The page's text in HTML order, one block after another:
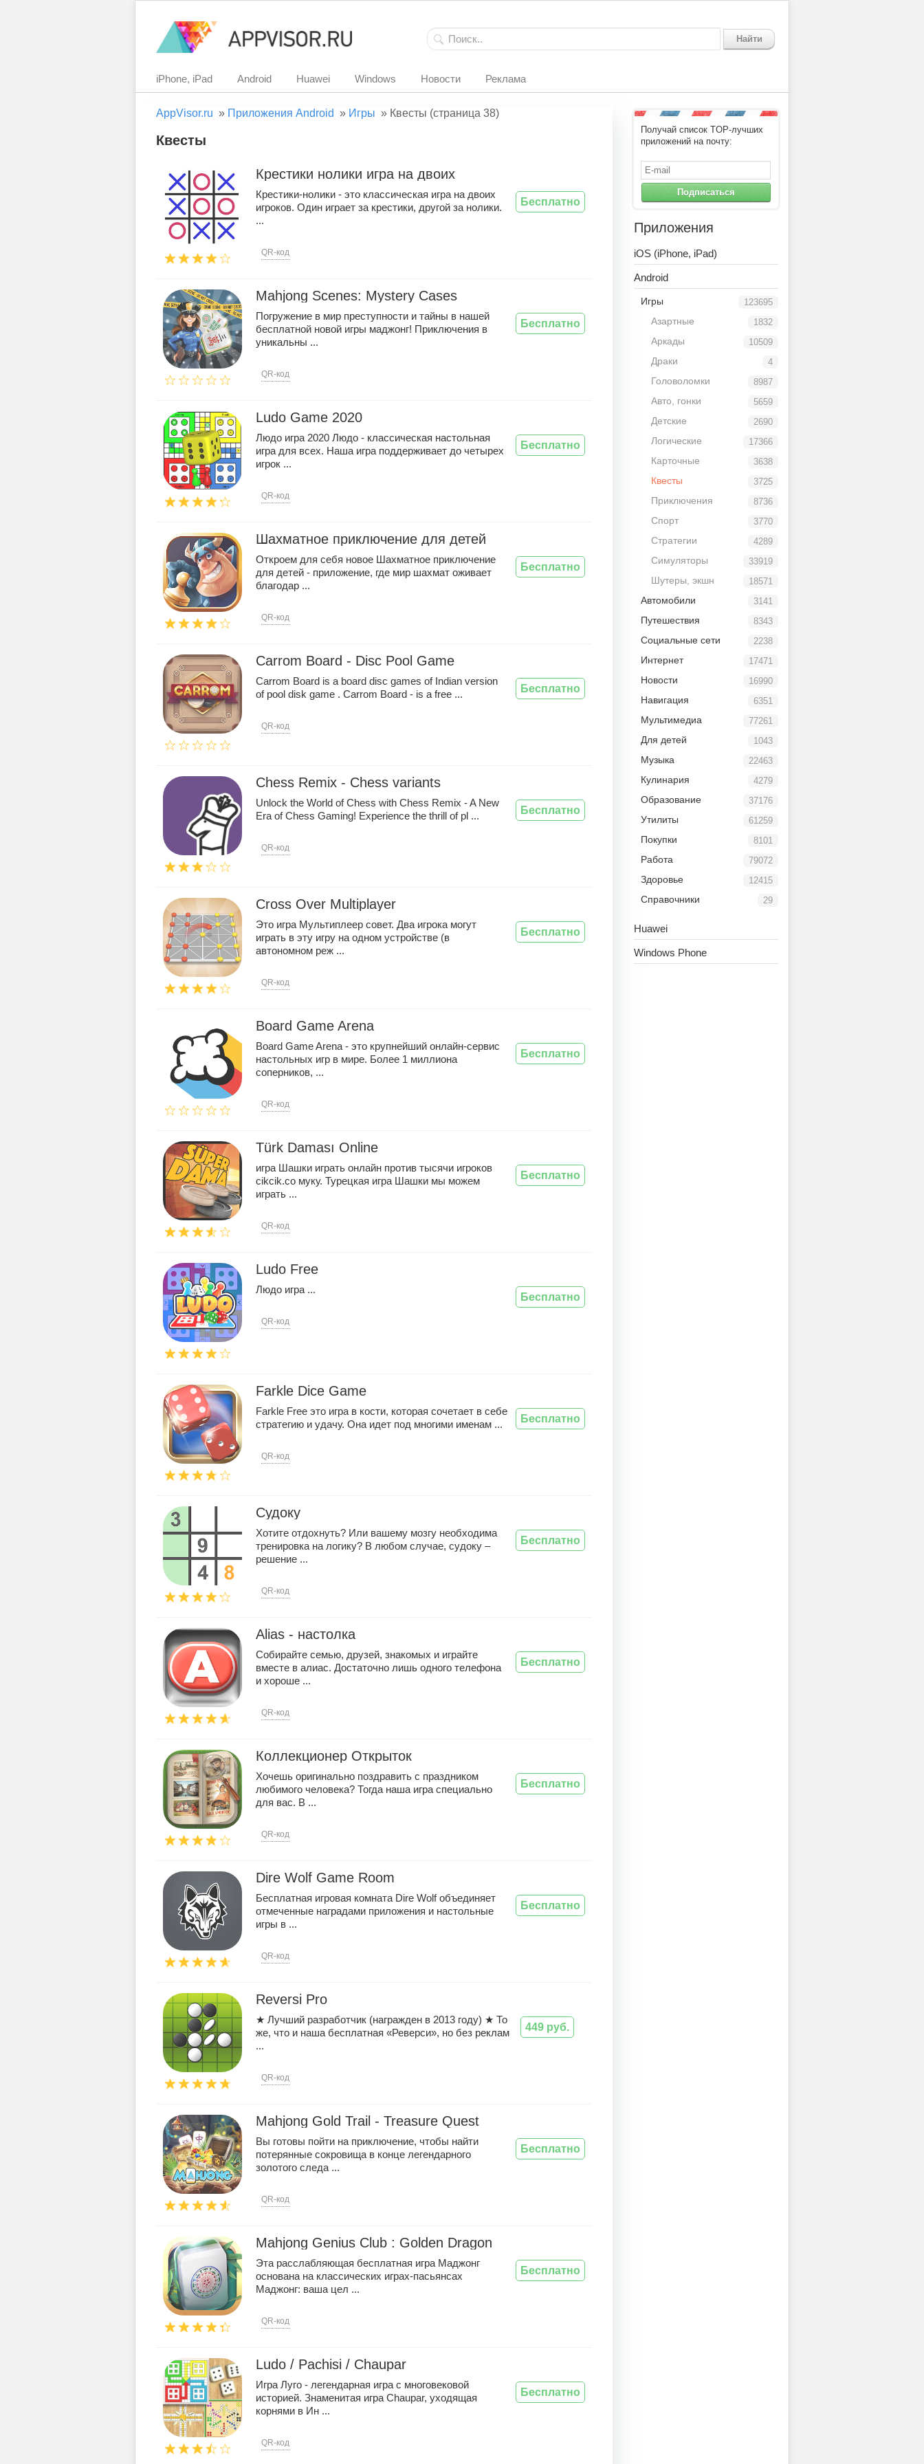
Найти
iPhone, iPad Android Huawei Windows Новости Реклама
AppVisor.ru » Приложения Android » Игры » Квесты (страница 38)
Квесты
Крестики нолики игра на двоих
Крестики-нолики - это классическая игра на двоих
игроков. Один играет за крестики, другой за нолики.
...
QR-код
Бесплатно
Mahjong Scenes: Mystery Cases
Погружение в мир преступности и тайны в нашей
бесплатной новой игры маджонг! Приключения в
уникальны ...
QR-код
Бесплатно
Ludo Game 2020
Людо игра 2020 Людо - классическая настольная
игра для всех. Наша игра поддерживает до четырех
игрок ...
QR-код
Бесплатно
Шахматное приключение для детей
Откроем для себя новое Шахматное приключение
для детей - приложение, где мир шахмат оживает
благодар ...
QR-код
Бесплатно
Carrom Board - Disc Pool Game
Carrom Board is a board disc games of Indian version
of pool disk game . Carrom Board - is a free ...
QR-код
Бесплатно
Chess Remix - Chess variants
Unlock the World of Chess with Chess Remix - A New
Era of Chess Gaming! Experience the thrill of pl ...
QR-код
Бесплатно
Cross Over Multiplayer
Это игра Мультиплеер совет. Два игрока могут
играть в эту игру на одном устройстве (в
автономном реж ...
QR-код
Бесплатно
Board Game Arena
Board Game Arena - это крупнейший онлайн-сервис
настольных игр в мире. Более 1 миллиона
соперников, ...
QR-код
Бесплатно
Türk Daması Online
игра Шашки играть онлайн против тысячи игроков
cikcik.co муку. Турецкая игра Шашки мы можем
играть ...
QR-код
Бесплатно
Ludo Free
Людо игра ...
QR-код
Бесплатно
Farkle Dice Game
Farkle Free это игра в кости, которая сочетает в себе
стратегию и удачу. Она идет под многими именам ...
QR-код
Бесплатно
Судоку
Хотите отдохнуть? Или вашему мозгу необходима
тренировка на логику? В любом случае, судоку –
решение ...
QR-код
Бесплатно
Alias - настолка
Собирайте семью, друзей, знакомых и играйте
вместе в алиас. Достаточно лишь одного телефона
и хороше ...
QR-код
Бесплатно
Коллекционер Открыток
Хочешь оригинально поздравить с праздником
любимого человека? Тогда наша игра специально
для вас. В ...
QR-код
Бесплатно
Dire Wolf Game Room
Бесплатная игровая комната Dire Wolf объединяет
отмеченные наградами приложения и настольные
игры в ...
QR-код
Бесплатно
Reversi Pro
★ Лучший разработчик (награжден в 2013 году) ★ То
же, что и наша бесплатная «Реверси», но без реклам
...
QR-код
449 руб.
Mahjong Gold Trail - Treasure Quest
Вы готовы пойти на приключение, чтобы найти
потерянные сокровища в конце легендарного
золотого следа ...
QR-код
Бесплатно
Mahjong Genius Club : Golden Dragon
Эта расслабляющая бесплатная игра Маджонг
основана на классических играх-пасьянсах
Маджонг: ваша цел ...
QR-код
Бесплатно
Ludo / Pachisi / Chaupar
Игра Луго - легендарная игра с многовековой
историей. Знаменитая игра Chaupar, уходящая
корнями в Ин ...
QR-код
Бесплатно
Получай список TOP-лучших
приложений на почту:
Подписаться
Приложения
iOS (iPhone, iPad)
Android
123695
Игры
1832
Азартные
10509
Аркады
4
Драки
8987
Головоломки
5659
Авто, гонки
2690
Детские
17366
Логические
3638
Карточные
3725
Квесты
8736
Приключения
3770
Спорт
4289
Стратегии
33919
Симуляторы
18571
Шутеры, экшн
3141
Автомобили
8343
Путешествия
2238
Социальные сети
17471
Интернет
16990
Новости
6351
Навигация
77261
Мультимедиа
1043
Для детей
22463
Музыка
4279
Кулинария
37176
Образование
61259
Утилиты
8101
Покупки
79072
Работа
12415
Здоровье
29
Справочники
Huawei
Windows Phone